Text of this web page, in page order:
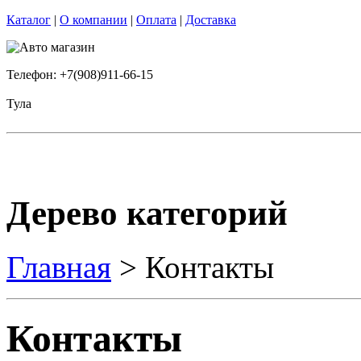
Каталог | О компании | Оплата | Доставка
Телефон: +7(908)911-66-15
Тула
Дерево категорий
Главная > Контакты
Контакты